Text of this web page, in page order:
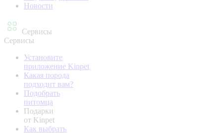
Новости
Сервисы
Сервисы
Установите
приложение Kinpet
Какая порода
подходит вам?
Подобрать
питомца
Подарки
от Kinpet
Как выбрать